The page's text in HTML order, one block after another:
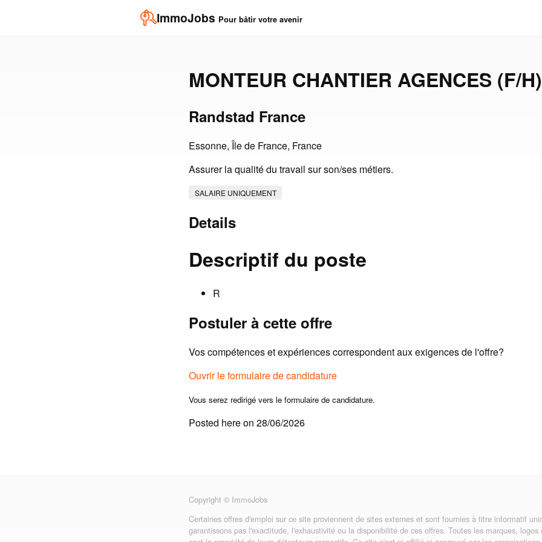
ImmoJobs Pour bâtir votre avenir
MONTEUR CHANTIER AGENCES (F/H)
Randstad France
Essonne, Île de France, France
Assurer la qualité du travail sur son/ses métiers.
SALAIRE UNIQUEMENT
Details
Descriptif du poste
R
Postuler à cette offre
Vos compétences et expériences correspondent aux exigences de l'offre?
Ouvrir le formulaire de candidature
Vous serez redirigé vers le formulaire de candidature.
Posted here on 28/06/2026
Copyright © ImmoJobs
Certaines offres d'emploi sur ce site proviennent de sites externes et sont fournies à titre informatif
garantissons pas l'exactitude, l'exhaustivité ou la disponibilité de ces offres. Toutes les marques, logos